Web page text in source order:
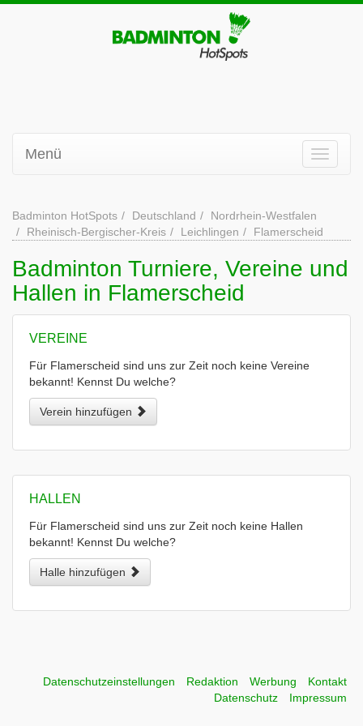
Menü
Badminton HotSpots Deutschland
Nordrhein-Westfalen
Rheinisch-Bergischer-Kreis
Leichlingen Flamerscheid
Badminton Turniere, Vereine und
Hallen in Flamerscheid
VEREINE
Für Flamerscheid sind uns zur Zeit noch keine Vereine
bekannt! Kennst Du welche?
Verein hinzufügen
HALLEN
Für Flamerscheid sind uns zur Zeit noch keine Hallen
bekannt! Kennst Du welche?
Halle hinzufügen
Datenschutzeinstellungen Redaktion Werbung
Kontakt
Datenschutz
Impressum